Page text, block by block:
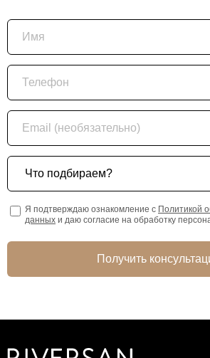
Имя
Телефон
Email (необязательно)
Что подбираем?
Я подтверждаю ознакомление с Политикой
данных и даю согласие на обработку
Получить